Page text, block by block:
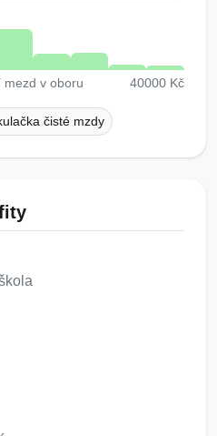
mezd v oboru 40000 Kč
čisté mzdy